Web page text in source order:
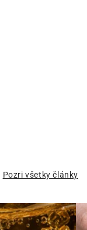
Pozri všetky články